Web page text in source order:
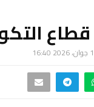
16:40